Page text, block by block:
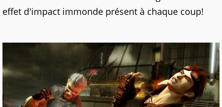
effet d'impact immonde présent à chaque coup!